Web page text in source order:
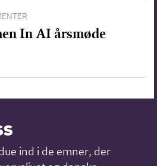
In AI årsmøde
ind i de emner, der